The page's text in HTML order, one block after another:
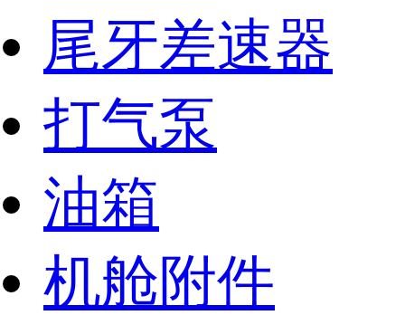
尾牙差速器
打气泵
油箱
机舱附件